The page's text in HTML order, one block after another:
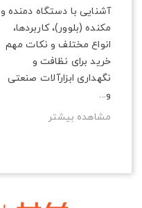
آشنایی با دستگاه دمنده و
مکنده (بلوور)، کاربردها،
انواع مختلف و نکات مهم
خرید برای نظافت و
نگهداری ابزارآلات صنعتی
و...
مشاهده بیشتر